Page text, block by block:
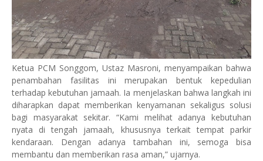
‎Ketua PCM Songgom, Ustaz Masroni, menyampaikan bahwa
penambahan fasilitas ini merupakan bentuk kepedulian
terhadap kebutuhan jamaah. Ia menjelaskan bahwa langkah ini
diharapkan dapat memberikan kenyamanan sekaligus solusi
bagi masyarakat sekitar. “Kami melihat adanya kebutuhan
nyata di tengah jamaah, khususnya terkait tempat parkir
kendaraan. Dengan adanya tambahan ini, semoga bisa
membantu dan memberikan rasa aman,” ujarnya.